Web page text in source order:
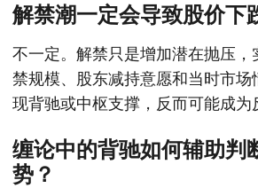
解禁潮一定会导致股价下
不一定。解禁只是增加潜在抛压，
禁规模、股东减持意愿和当时市场
现背驰或中枢支撑，反而可能成为
缠论中的背驰如何辅助判
势？